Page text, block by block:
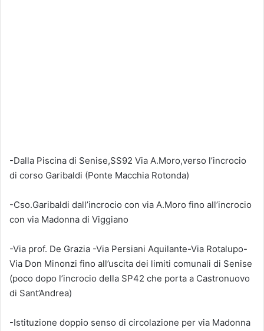
-Dalla Piscina di Senise,SS92 Via A.Moro,verso l’incrocio
di corso Garibaldi (Ponte Macchia Rotonda)
-Cso.Garibaldi dall’incrocio con via A.Moro fino all’incrocio
con via Madonna di Viggiano
-Via prof. De Grazia -Via Persiani Aquilante-Via Rotalupo-
Via Don Minonzi fino all’uscita dei limiti comunali di Senise
(poco dopo l’incrocio della SP42 che porta a Castronuovo
di Sant’Andrea)
-Istituzione doppio senso di circolazione per via Madonna